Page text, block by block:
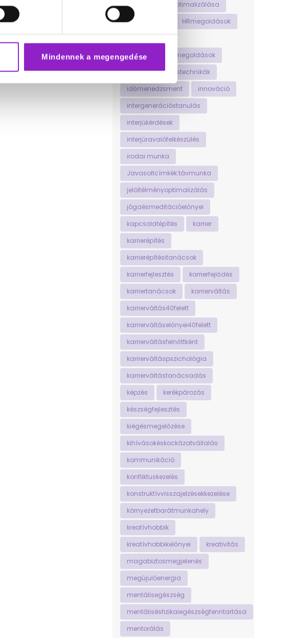
Mindennek a megengedése
HRfolyamatokoptimalizálása
HRinnováció
HRmegoldások
HRtechnológiaimegoldások
időgazdálkodástechnikák
időmenedzsment
innováció
intergenerációstanulás
interjúkérdések
interjúravalófelkészülés
irodai munka
Javasoltcímkék:távmunka
jelöltélményoptimalizálás
jógaésmeditációelőnyei
kapcsolatépítés
karrier
karrierépítés
karrierépítésitanácsok
karrierfejlesztés
karrierfejlődés
karriertanácsok
karrierváltás
karrierváltás40felett
karrierváltáselőnyei40felett
karrierváltásfelnőttként
karrierváltáspszichológia
karrierváltástanácsadás
képzés
kerékpározás
készségfejlesztés
kiégésmegelőzése
kihívásokéskockázatvállalás
kommunikáció
konfliktuskezelés
konstruktívvisszajelzésekkezelése
környezetbarátmunkahely
kreatívhobbik
kreatívhobbikelőnyei
kreativitás
magabiztosmegjelenés
megújulóenergia
mentálisegészség
mentálisésfizikaiegészségfenntartása
mentorálás